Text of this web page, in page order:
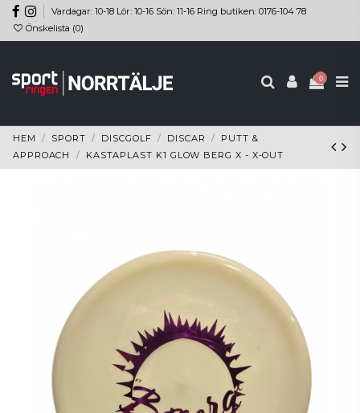
Vardagar: 10-18 Lör: 10-16 Sön: 11-16 Ring butiken: 0176-104 78
Önskelista (0)
0
HEM SPORT DISCGOLF DISCAR
PUTT &
APPROACH
KASTAPLAST K1 GLOW BERG X - X-OUT